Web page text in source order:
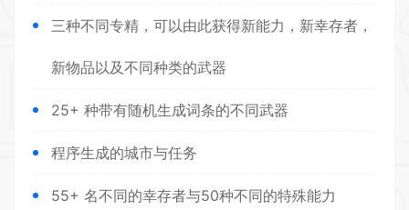
三种不同专精，可以由此获得新能力，新幸存者，
新物品以及不同种类的武器
25+ 种带有随机生成词条的不同武器
程序生成的城市与任务
55+ 名不同的幸存者与50种不同的特殊能力